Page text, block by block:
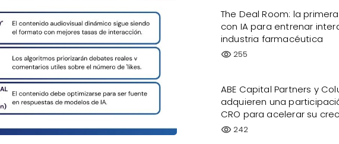
The Deal Room: la
con IA para entrenar
industria farmacéutica
visibility 255
ABE Capital Partners y
adquieren una
CRO para acelerar su
visibility 242